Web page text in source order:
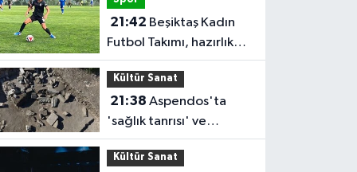
edecek
21:42
Futbol Takımı, hazırlık
maçında FOMGET'i 3-1
mağlup etti
Kültür Sanat
21:38
'sağlık tanrısı' ve
oğlunun heykeli bulundu
Kültür Sanat